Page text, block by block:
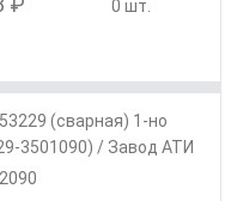
0 шт.
(сварная) 1-но
3501090) / Завод АТИ